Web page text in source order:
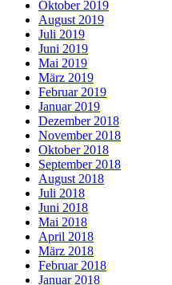
Oktober 2019
August 2019
Juli 2019
Juni 2019
Mai 2019
März 2019
Februar 2019
Januar 2019
Dezember 2018
November 2018
Oktober 2018
September 2018
August 2018
Juli 2018
Juni 2018
Mai 2018
April 2018
März 2018
Februar 2018
Januar 2018